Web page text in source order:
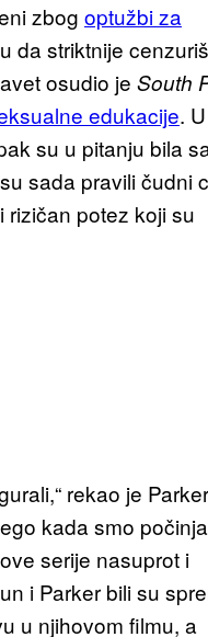
zbog optužbi za
da striktnije
osudio je South
edukacije. U
su u pitanju bila
sada pravili čudni
rizičan potez koji su
rekao je
kada smo
serije nasuprot i
i Parker bili su
u njihovom filmu, a